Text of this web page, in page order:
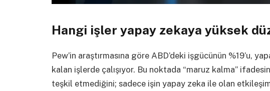
Hangi işler yapay zekaya yüksek
Pew’in araştırmasına göre ABD’deki işgücünün %19’u,
kalan işlerde çalışıyor. Bu noktada “maruz kalma”
teşkil etmediğini; sadece işin yapay zeka ile olan